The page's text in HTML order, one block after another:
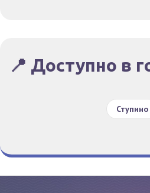
📍 Доступно в
Ступино